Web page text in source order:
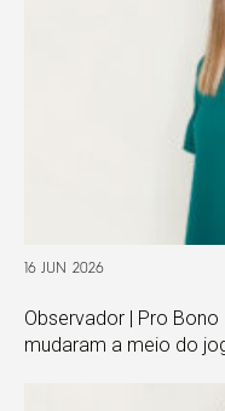
16 JUN 2026
Observador | Pro
mudaram a meio do